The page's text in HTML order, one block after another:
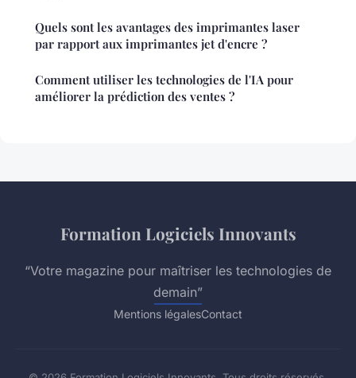
Quels sont les avantages des imprimantes laser
par rapport aux imprimantes jet d'encre ?
Comment utiliser les technologies de l'IA pour
améliorer la prédiction des ventes ?
Formation Logiciels Innovants
“Votre magazine pour maîtriser les technologies de
demain”
Mentions légalesContact